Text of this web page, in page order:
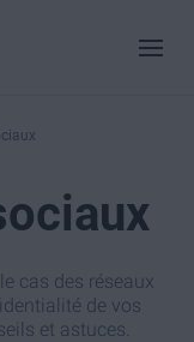
cas des réseaux
de vos
et astuces.